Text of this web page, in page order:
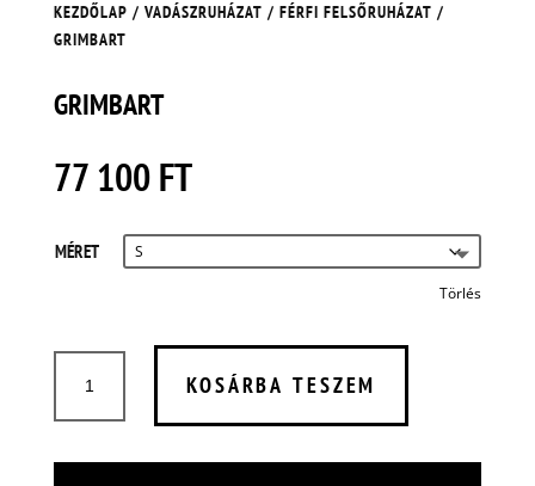
KEZDŐLAP / VADÁSZRUHÁZAT / FÉRFI FELSŐRUHÁZAT /
GRIMBART
GRIMBART
77 100FT
MÉRET
Törlés
MENNYISÉG
KOSÁRBA TESZEM